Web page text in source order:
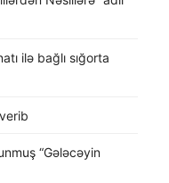
ilə bağlı sığorta
“Gələcəyin